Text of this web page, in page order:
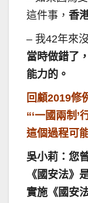
這件事， 香
– 我42年來
當時做錯了
能力的。
回顧2019修
“‘一國兩制’
這個過程可
吳小莉：您
《國安法》
實施《國安